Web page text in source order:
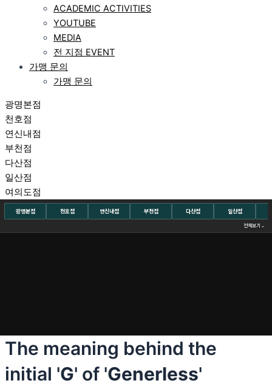
ACADEMIC ACTIVITIES
YOUTUBE
MEDIA
전 지점 EVENT
가맹 문의
가맹 문의
광명본점
천호점
연신내점
부천점
다산점
일산점
여의도점
광명본점 천호점 연신내점 부천점 다산점 일산점
전체보기 ⌄
The meaning behind the
initial 'G' of 'Generless'